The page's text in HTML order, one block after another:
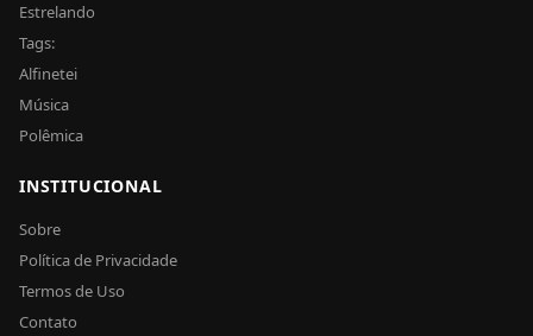
Estrelando
Tags:
Alfinetei
Música
Polêmica
INSTITUCIONAL
Sobre
Política de Privacidade
Termos de Uso
Contato